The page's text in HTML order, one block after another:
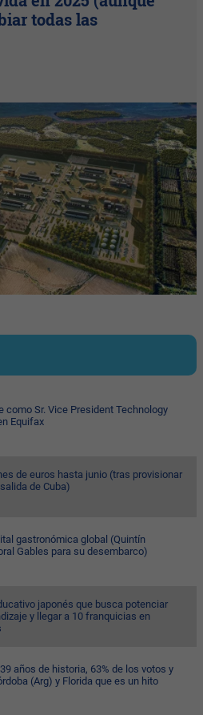
todas las
como Sr. Vice President Technology
Equifax
de euros hasta junio (tras provisionar
de Cuba)
gastronómica global (Quintín
Gables para su desembarco)
japonés que busca potenciar
y llegar a 10 franquicias en
años de historia, 63% de los votos y
(Arg) y Florida que es un hito